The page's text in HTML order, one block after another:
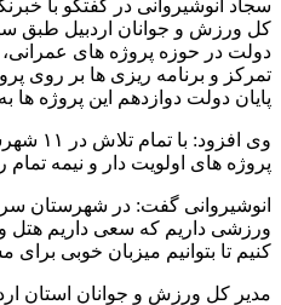
سجاد انوشیروانی در گفتگو با
کل ورزش و جوانان اردبیل طبق
دولت در حوزه پروژه های عمرانی،
تمرکز و برنامه ریزی ها بر روی
پایان دولت دوازدهم این پروژه ها
وی
پروژه های اولویت دار و نیمه تمام
انوشیروانی گفت: در شهرستان
ورزشی داریم که سعی داریم هتل
کنیم تا بتوانیم میزبان خوبی
مدیر کل ورزش و جوانان استان